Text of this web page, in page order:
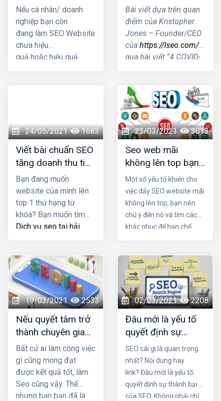
quả nhất 2021
Nếu cá nhân/ doanh
nghiệp bạn còn
đang làm SEO Website
chưa hiệu
quả hoặc hiệu quả
cao nhất cho doanh
nghiệp bạn.
hưởng tới SEO như
thế nào?
Bài viết dựa trên quan
điểm của Kristopher
Jones – Founder/CEO
củahttps://lseo.com/thông
qua bài viết “4 COVID-
SEO”- Xu hướng tìm
kiếm thời kỳ COVID
ảnh hưởng tới SEO
như thế nào?
24/05/2021 1683
Viết bài chuẩn SEO
tăng doanh thu tiết
kiệm chi phí quảng
cáo
Bạn đang muốn
website của mình lên
top 1 thứ hạng từ
khóa? Bạn muốn tìm
Dịch vụ seo tại hải
tăng doanh thu sản
phẩm và tiết kiệm chi
phí quảng cáo? Đọc
ngay bài viết dưới đây
23/03/2021 3013
Seo web mãi
không lên top bạn
có biết lý do là gì
không?
Một số yếu tố khiến cho
việc đẩy SEO website mãi
không lên top, bạn nên
chú ý đến nó và tìm cách
khắc phục để hạn chế
bài viết này Đơn vị seo ở
hải phòng sẽ mách bạn lý
do tại sao seo mãi không
lên top nhé!
19/03/2021 2533
Nếu quyết tâm trở
thành chuyên gia
seo, cần những
thói quen nào?
Bất cứ ai làm công việc
gì cũng mong đạt
được kết quả tốt, làm
Seo cũng vậy. Thế
nhưng bạn bạn đã là
02/03/2021 2208
Đâu mới là yếu tố
quyết định sự
thành bại của SEO
SEO cái gì là quan trọng
nhất? Nội dung hay
link? Đâu mới là yếu tố
quyết định sự thành bại
của SEO. Không phải chỉ